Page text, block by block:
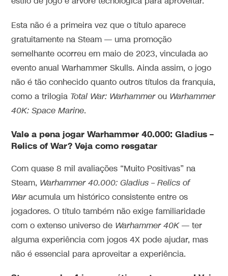
Esta não é a primeira vez que o título aparece
gratuitamente na Steam — uma promoção
semelhante ocorreu em maio de 2023, vinculada ao
evento anual Warhammer Skulls. Ainda assim, o jogo
não é tão conhecido quanto outros títulos da franquia,
como a trilogia Total War: Warhammerou Warhammer
40K: Space Marine.
Vale a pena jogar Warhammer 40.000: Gladius –
Relics of War?Veja como resgatar
Com quase 8 mil avaliações “Muito Positivas” na
Steam, Warhammer 40.000: Gladius – Relics of
Waracumula um histórico consistente entre os
jogadores. O título também não exige familiaridade
com o extenso universo de Warhammer 40K— ter
alguma experiência com jogos 4X pode ajudar, mas
não é essencial para aproveitar a experiência.